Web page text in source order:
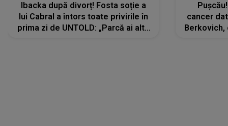
Ibacka după divorț! Fosta soție a
lui Cabral a întors toate privirile în
prima zi de UNTOLD: „Parcă ai altă
cancer
Berkovich,